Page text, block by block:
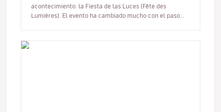
acontecimiento: la Fiesta de las Luces (Fête des
Lumières). El evento ha cambiado mucho con el paso